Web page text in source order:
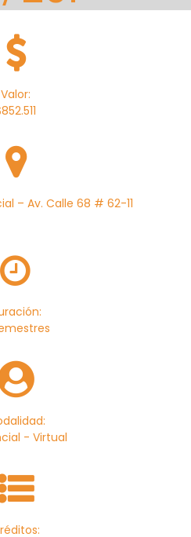
Valor:
– Av. Calle 68 # 62-11
- Virtual